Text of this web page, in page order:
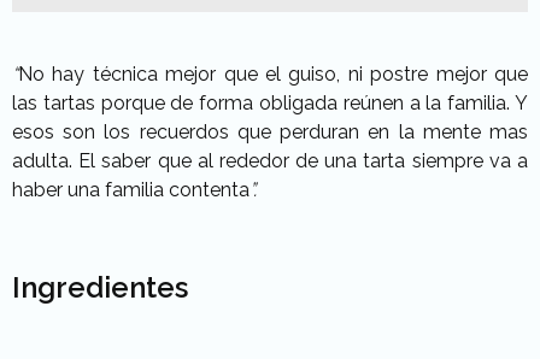
“No hay técnica mejor que el guiso, ni postre mejor que
las tartas porque de forma obligada reúnen a la familia. Y
esos son los recuerdos que perduran en la mente mas
adulta. El saber que al rededor de una tarta siempre va a
haber una familia contenta ”.
Ingredientes